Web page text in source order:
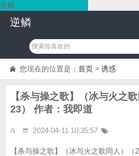
逆鳞
逆鳞
您现在的位置是： 首页 > 诱惑
【杀与操之歌】（冰与火之
23） 作者：我即道
2024-04-11 10:35:57
【杀与操之歌】（冰与火之歌同人）（